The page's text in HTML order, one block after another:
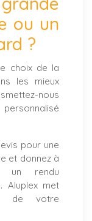
ou un
?
choix de la
les mieux
nous
pour une
et donnez à
un rendu
Aluplex met
de votre